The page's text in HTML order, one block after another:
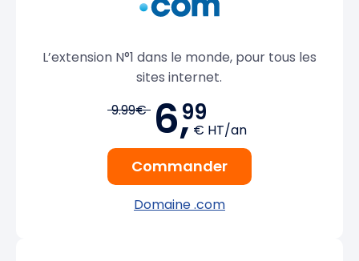
L’extension N°1 dans le monde, pour tous les
sites internet.
9.99€ 6,99
€ HT/an
Commander
Domaine .com